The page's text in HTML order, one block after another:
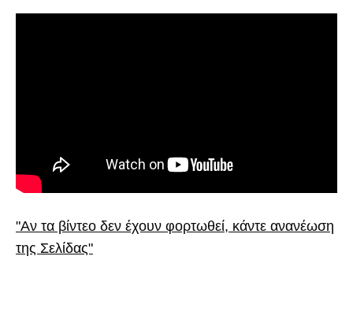
"Αν τα βίντεο δεν έχουν φορτωθεί, κάντε ανανέωση
της Σελίδας"